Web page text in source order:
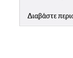
Διαβάστε